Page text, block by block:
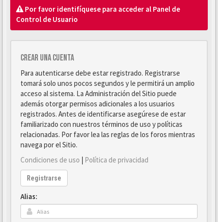
Por favor identifíquese para acceder al Panel de
Control de Usuario
Crear una cuenta
Para autenticarse debe estar registrado. Registrarse
tomará solo unos pocos segundos y le permitirá un amplio
acceso al sistema. La Administración del Sitio puede
además otorgar permisos adicionales a los usuarios
registrados. Antes de identificarse asegúrese de estar
familiarizado con nuestros términos de uso y políticas
relacionadas. Por favor lea las reglas de los foros mientras
navega por el Sitio.
Condiciones de uso | Política de privacidad
Registrarse
Alias: